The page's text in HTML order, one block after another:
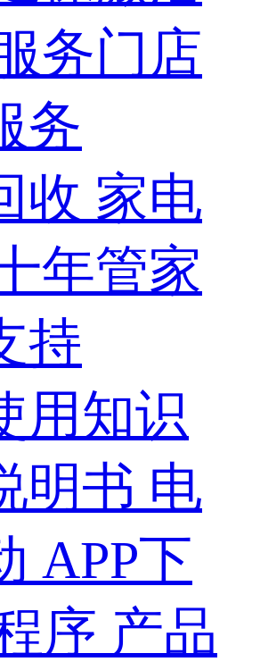
务门店
务
收 家电
年管家
持
用知识
明书 电
APP下
序 产品